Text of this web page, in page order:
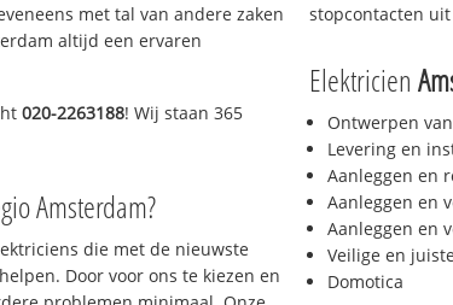
met tal van andere zaken
altijd een ervaren
020-2263188! Wij staan 365
Amsterdam?
die met de nieuwste
Door voor ons te kiezen en
stopcontacten
Elektricien
Ontwerpen
Levering en
Aanleggen en
Aanleggen en
Aanleggen en
Veilige en
Domotica